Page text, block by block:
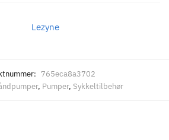
Lezyne
765eca8a3702
, Pumper, Sykkeltilbehør